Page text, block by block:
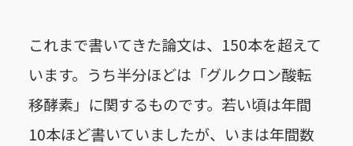
これまで書いてきた論文は、150本を超えて
います。うち半分ほどは「グルクロン酸転
移酵素」に関するものです。若い頃は年間
10本ほど書いていましたが、いまは年間数